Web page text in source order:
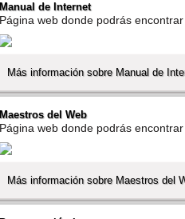
Manual de Internet
Página web donde podrás
Más información sobre Manual de
Maestros del Web
Página web donde podrás
Más información sobre Maestros del